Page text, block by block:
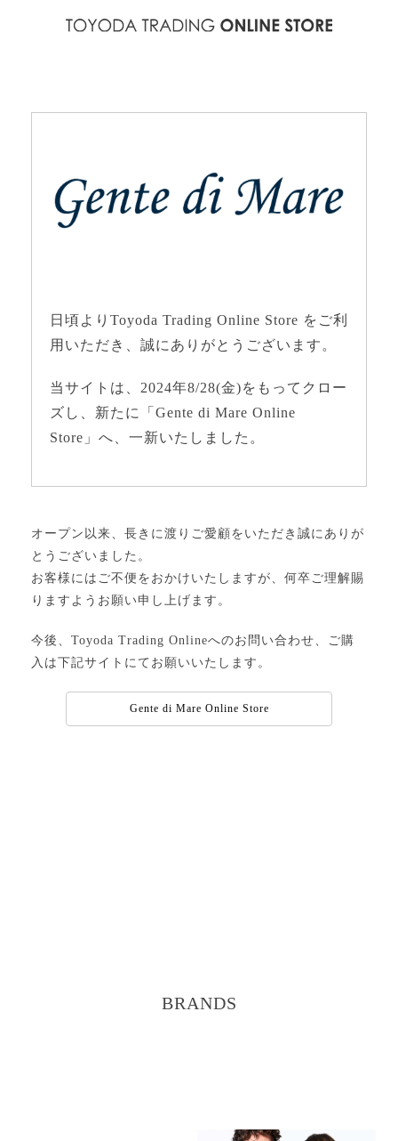
日頃よりToyoda Trading Online Store をご利
用いただき、誠にありがとうございます。
当サイトは、2024年8/28(金)をもってクロー
ズし、新たに「Gente di Mare Online
Store」へ、一新いたしました。
オープン以来、長きに渡りご愛顧をいただき誠にありが
とうございました。
お客様にはご不便をおかけいたしますが、何卒ご理解賜
りますようお願い申し上げます。
今後、Toyoda Trading Onlineへのお問い合わせ、ご購
入は下記サイトにてお願いいたします。
Gente di Mare Online Store
BRANDS